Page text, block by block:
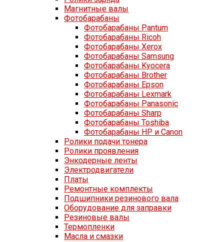
Магнитные валы
Фотобарабаны
Фотобарабаны Pantum
Фотобарабаны Ricoh
Фотобарабаны Xerox
Фотобарабаны Samsung
Фотобарабаны Kyocera
Фотобарабаны Brother
Фотобарабаны Epson
Фотобарабаны Lexmark
Фотобарабаны Panasonic
Фотобарабаны Sharp
Фотобарабаны Toshiba
Фотобарабаны HP и Canon
Ролики подачи тонера
Ролики проявления
Энкодерные ленты
Электродвигатели
Платы
Ремонтные комплекты
Подшипники резинового вала
Оборудование для заправки
Резиновые валы
Термопленки
Масла и смазки